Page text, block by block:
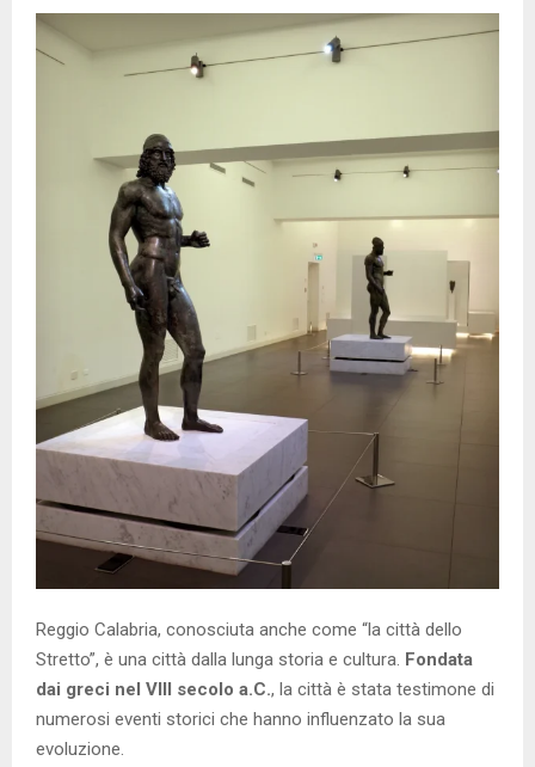
Reggio Calabria, conosciuta anche come “la città dello
Stretto”, è una città dalla lunga storia e cultura. Fondata
dai greci nel VIII secolo a.C., la città è stata testimone di
numerosi eventi storici che hanno influenzato la sua
evoluzione.